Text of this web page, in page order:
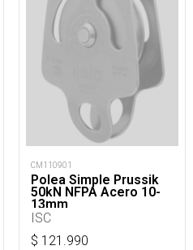
CM110901
Polea Simple Prussik
50kN NFPA Acero 10-
13mm
ISC
$ 121.990